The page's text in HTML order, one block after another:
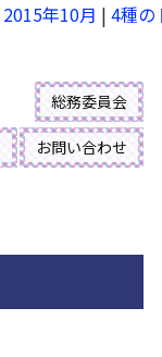
2015年10月 | 4種の
総務委員会
お問い合わせ